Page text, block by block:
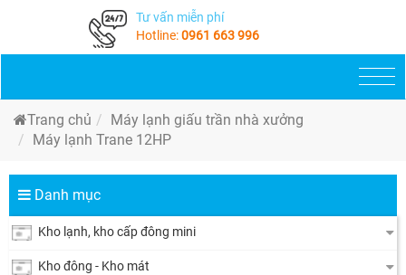
Tư vấn miễn phí
Hotline:0961 663 996
Trang chủ
Máy lạnh giấu trần nhà xưởng
Máy lạnh Trane 12HP
Danh mục
Kho lạnh, kho cấp đông mini
Kho đông - Kho mát